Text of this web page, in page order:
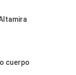
cuerpo